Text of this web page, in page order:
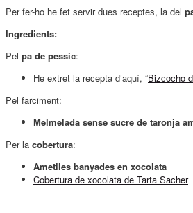
Per fer-ho he fet servir dues receptes, la del
Ingredients:
Pel pa de pessic:
He extret la recepta d’aquí, “Bizcocho
Pel farciment:
Melmelada sense sucre de taronja
Per la cobertura:
Ametlles banyades en xocolata
Cobertura de xocolata de Tarta Sacher